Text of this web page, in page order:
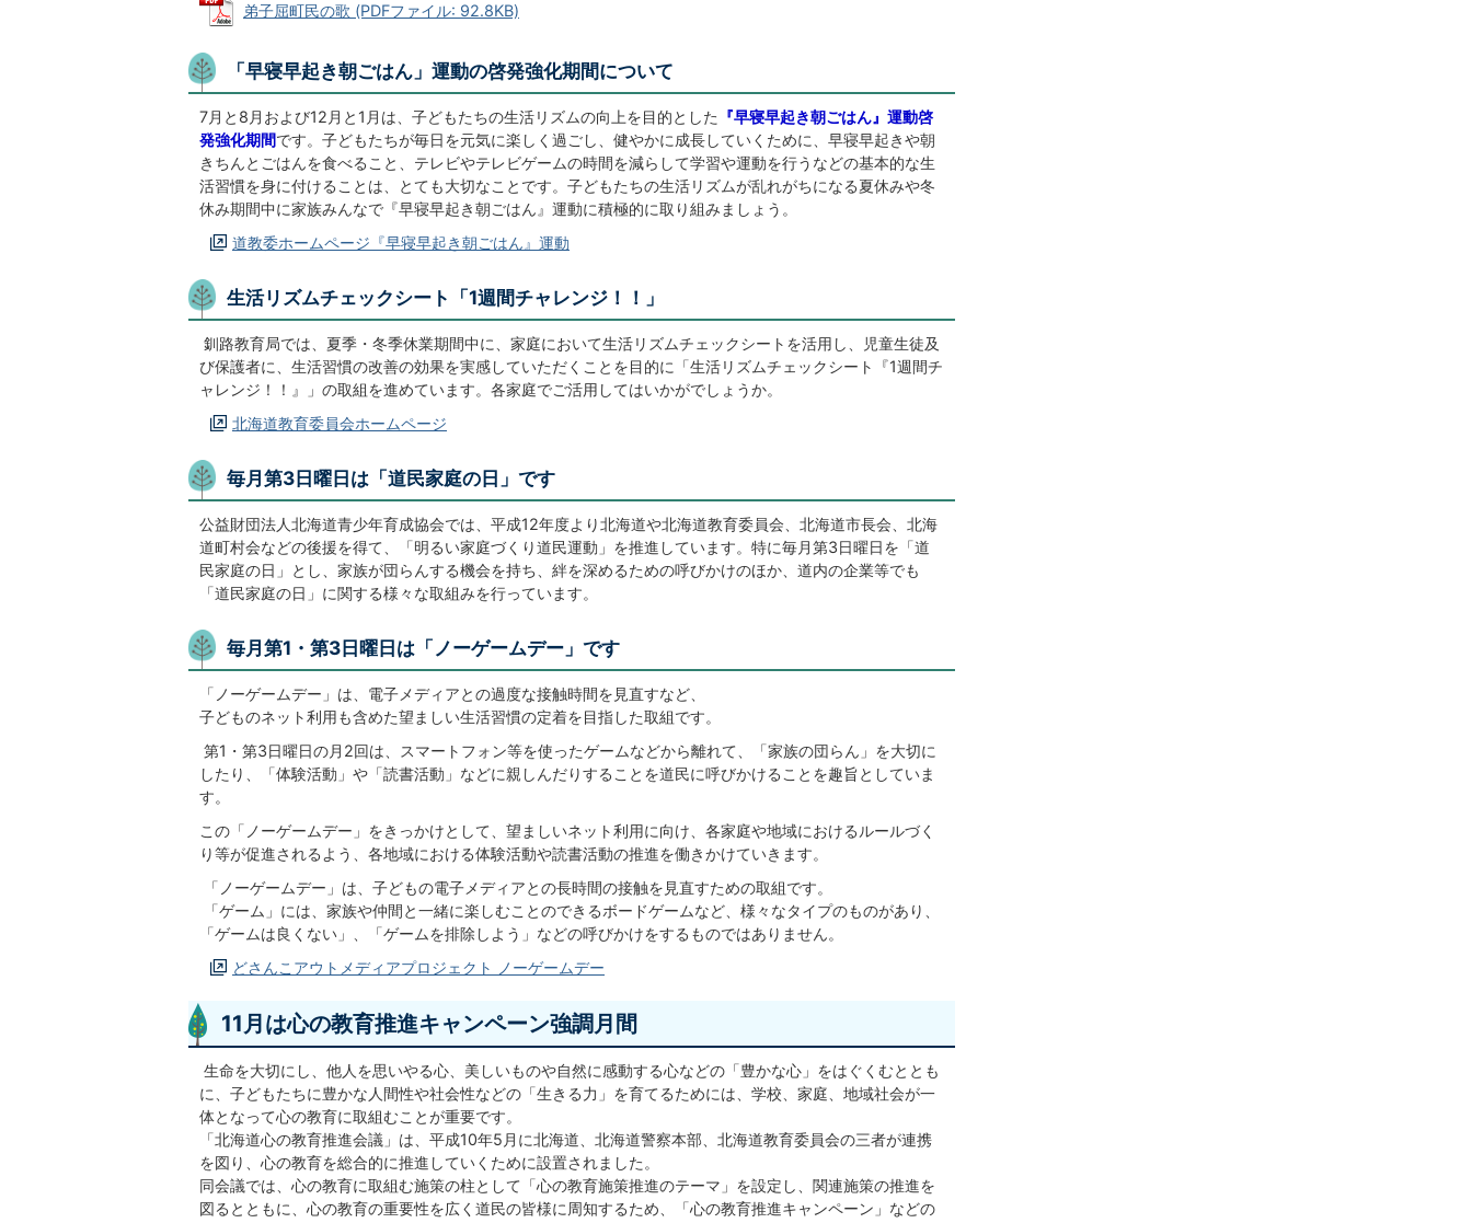
弟子屈町民の歌 (PDFファイル: 92.8KB)
「早寝早起き朝ごはん」運動の啓発強化期間について
7月と8月および12月と1月は、子どもたちの生活リズムの向上を目的とした 『早寝早起き朝ごはん』運動啓
発強化期間です。子どもたちが毎日を元気に楽しく過ごし、健やかに成長していくために、早寝早起きや朝
きちんとごはんを食べること、テレビやテレビゲームの時間を減らして学習や運動を行うなどの基本的な生
活習慣を身に付けることは、とても大切なことです。子どもたちの生活リズムが乱れがちになる夏休みや冬
休み期間中に家族みんなで『早寝早起き朝ごはん』運動に積極的に取り組みましょう。
道教委ホームページ『早寝早起き朝ごはん』運動
生活リズムチェックシート「1週間チャレンジ！！」
釧路教育局では、夏季・冬季休業期間中に、家庭において生活リズムチェックシートを活用し、児童生徒及
び保護者に、生活習慣の改善の効果を実感していただくことを目的に「生活リズムチェックシート『1週間チ
ャレンジ！！』」の取組を進めています。各家庭でご活用してはいかがでしょうか。
北海道教育委員会ホームページ
毎月第3日曜日は「道民家庭の日」です
公益財団法人北海道青少年育成協会では、平成12年度より北海道や北海道教育委員会、北海道市長会、北海
道町村会などの後援を得て、「明るい家庭づくり道民運動」を推進しています。特に毎月第3日曜日を「道
民家庭の日」とし、家族が団らんする機会を持ち、絆を深めるための呼びかけのほか、道内の企業等でも
「道民家庭の日」に関する様々な取組みを行っています。
毎月第1・第3日曜日は「ノーゲームデー」です
「ノーゲームデー」は、電子メディアとの過度な接触時間を見直すなど、
子どものネット利用も含めた望ましい生活習慣の定着を目指した取組です。
第1・第3日曜日の月2回は、スマートフォン等を使ったゲームなどから離れて、「家族の団らん」を大切に
したり、「体験活動」や「読書活動」などに親しんだりすることを道民に呼びかけることを趣旨としていま
す。
この「ノーゲームデー」をきっかけとして、望ましいネット利用に向け、各家庭や地域におけるルールづく
り等が促進されるよう、各地域における体験活動や読書活動の推進を働きかけていきます。
「ノーゲームデー」は、子どもの電子メディアとの長時間の接触を見直すための取組です。
「ゲーム」には、家族や仲間と一緒に楽しむことのできるボードゲームなど、様々なタイプのものがあり、
「ゲームは良くない」、「ゲームを排除しよう」などの呼びかけをするものではありません。
どさんこアウトメディアプロジェクト ノーゲームデー
11月は心の教育推進キャンペーン強調月間
生命を大切にし、他人を思いやる心、美しいものや自然に感動する心などの「豊かな心」をはぐくむととも
に、子どもたちに豊かな人間性や社会性などの「生きる力」を育てるためには、学校、家庭、地域社会が一
体となって心の教育に取組むことが重要です。
「北海道心の教育推進会議」は、平成10年5月に北海道、北海道警察本部、北海道教育委員会の三者が連携
を図り、心の教育を総合的に推進していくために設置されました。
同会議では、心の教育に取組む施策の柱として「心の教育施策推進のテーマ」を設定し、関連施策の推進を
図るとともに、心の教育の重要性を広く道民の皆様に周知するため、「心の教育推進キャンペーン」などの